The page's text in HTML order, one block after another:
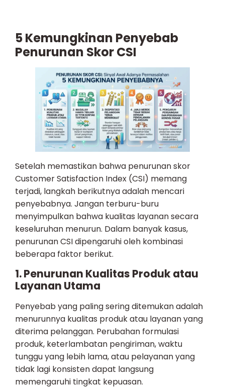
5 Kemungkinan Penyebab
Penurunan Skor CSI
Setelah memastikan bahwa penurunan skor
Customer Satisfaction Index (CSI) memang
terjadi, langkah berikutnya adalah mencari
penyebabnya. Jangan terburu-buru
menyimpulkan bahwa kualitas layanan secara
keseluruhan menurun. Dalam banyak kasus,
penurunan CSI dipengaruhi oleh kombinasi
beberapa faktor berikut.
1. Penurunan Kualitas Produk atau
Layanan Utama
Penyebab yang paling sering ditemukan adalah
menurunnya kualitas produk atau layanan yang
diterima pelanggan. Perubahan formulasi
produk, keterlambatan pengiriman, waktu
tunggu yang lebih lama, atau pelayanan yang
tidak lagi konsisten dapat langsung
memengaruhi tingkat kepuasan.